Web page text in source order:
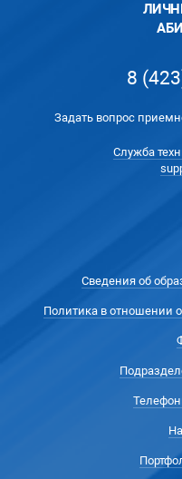
8
Задать вопрос
Служба
Сведения об
Политика в отношении